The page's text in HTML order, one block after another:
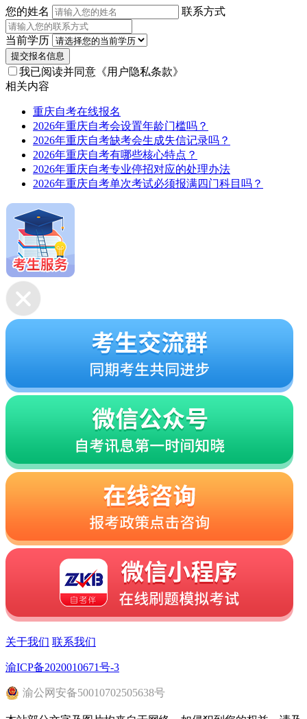
您的姓名 联系方式
当前学历
提交报名信息
我已阅读并同意 《用户隐私条款》
相关内容
重庆自考在线报名
2026年重庆自考会设置年龄门槛吗？
2026年重庆自考缺考会生成失信记录吗？
2026年重庆自考有哪些核心特点？
2026年重庆自考专业停招对应的处理办法
2026年重庆自考单次考试必须报满四门科目吗？
关于我们 联系我们
渝ICP备2020010671号-3
渝公网安备50010702505638号